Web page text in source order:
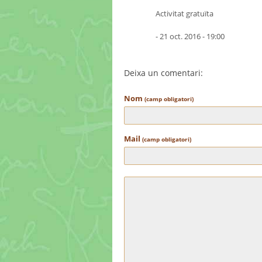
Activitat gratuïta
- 21 oct. 2016 - 19:00
Deixa un comentari:
Nom (camp obligatori)
Mail (camp obligatori)